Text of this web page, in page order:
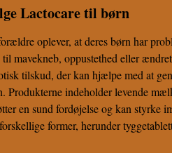
Lactocare til børn
oplever, at deres børn har
mavekneb, oppustethed eller
tilskud, der kan hjælpe med at
Produkterne indeholder levende
en sund fordøjelse og kan styrke
former, herunder